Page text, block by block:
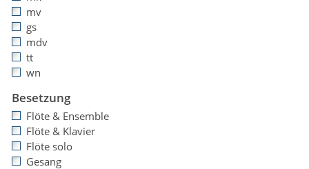
mv
gs
mdv
tt
wn
Besetzung
Flöte & Ensemble
Flöte & Klavier
Flöte solo
Gesang